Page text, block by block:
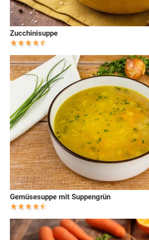
Zucchinisuppe
Gemüsesuppe mit Suppengrün